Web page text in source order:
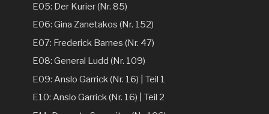
E05: Der Kurier (Nr. 85)
E06: Gina Zanetakos (Nr. 152)
E07: Frederick Barnes (Nr. 47)
E08: General Ludd (Nr. 109)
E09: Anslo Garrick (Nr. 16) | Teil 1
E10: Anslo Garrick (Nr. 16) | Teil 2